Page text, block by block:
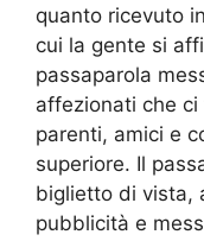
quanto ricevuto
cui la gente si
passaparola
affezionati che
parenti, amici e
superiore. Il
biglietto di vista,
pubblicità e